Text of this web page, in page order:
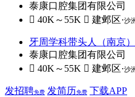
泰康口腔集团有限公司
 40K～55K  建邺区·沙
牙周学科带头人（南京）
泰康口腔集团有限公司
 40K～55K  建邺区·沙
发招聘免费 发简历免费 下载APP